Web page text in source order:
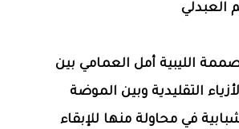
العبدلي
الليبية أمل العمامي بين
التقليدية وبين الموضة
في محاولة منها للإبقاء